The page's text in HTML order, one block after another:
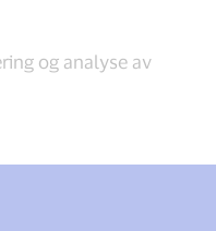
og analyse av